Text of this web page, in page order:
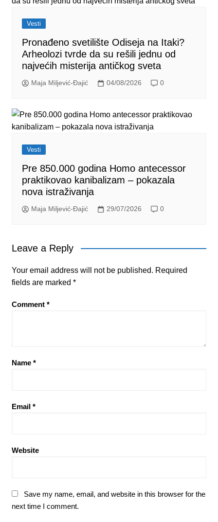
Vesti
Pronađeno svetilište Odiseja na Itaki?
Arheolozi tvrde da su rešili jednu od
najvećih misterija antičkog sveta
Maja Miljević-Đajić 04/08/2026 0
Vesti
Pre 850.000 godina Homo antecessor
praktikovao kanibalizam – pokazala
nova istraživanja
Maja Miljević-Đajić 29/07/2026 0
Leave a Reply
Your email address will not be published. Required
fields are marked *
Comment *
Name *
Email *
Website
Save my name, email, and website in this browser for the
next time I comment.